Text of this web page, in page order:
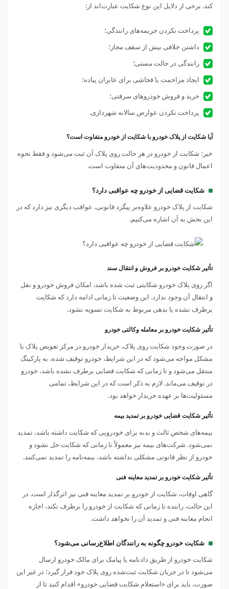
کند. برخی از دلایل این نوع شکایت عبارت‌اند از:
پرداخت نکردن جریمه‌های رانندگی؛
داشتن خلافی بیش از سقف مجاز؛
رانندگی در حالت مستی؛
ایجاد مزاحمت یا فحاشی برای عابران پیاده؛
خرید و فروش خودرو‌های سرقتی؛
پرداخت نکردن عوارض سالانه شهرداری.
آیا شکایت از پلاک خودرو با شکایت از خودرو متفاوت است؟
خیر؛ شکایت از خودرو در هر حالت روی پلاک آن ثبت می‌شود و فقط نحوه
اعمال قانون و محدودیت‌های آن متفاوت است.
شکایت قضایی از خودرو چه عواقبی دارد؟
شکایت از پلاک خودرو علاوه‌بر پیگرد قانونی، عواقب دیگری نیز دارد که در
این بخش به آن اشاره می‌کنیم.
تأثیر شکایت خودرو بر فروش و انتقال سند
اگر روی پلاک خودرو شکایتی ثبت شده باشد، امکان فروش خودرو و نقل
و انتقال آن وجود ندارد. این وضعیت تا زمانی ادامه دارد که شکایت
برطرف نشده یا بدهی مربوط به شکایت تسویه نشود.
تأثیر شکایت خودرو بر معامله وکالتی خودرو
در صورت وجود شکایت روی پلاک، خریدار خودرو در مرکز تعویض پلاک با
مشکل مواجه می‌شود که در این شرایط، خودرو توقیف شده، به پارکینگ
منتقل می‌شود و تا زمانی که شکایت قضایی برطرف نشده باشد، خودرو
در توقیف می‌ماند. لازم به ذکر است که در این شرایط، تمامی
مسئولیت‌ها بر عهده خریدار خواهد بود.
تأثیر شکایت قضایی خودرو بر تمدید بیمه
بیمه‌های شخص ثالث و بدنه برای خودرویی که شکایت داشته باشد، تمدید
نمی‌شود. شرکت‌های بیمه نیز معمولاً تا زمانی که شکایت حل نشود و
خودرو از نظر قانونی مشکلی نداشته باشد، بیمه‌نامه را تمدید نمی‌کنند.
تأثیر شکایت خودرو بر تمدید معاینه فنی
گاهی اوقات، شکایت از خودرو بر تمدید معاینه فنی نیز اثرگذار است. در
این حالت، راننده تا زمانی که شکایت از خودرو را برطرف نکند، اجازه
انجام معاینه فنی و تمدید آن را نخواهد داشت.
شکایت خودرو چگونه به رانندگان اطلاع‌رسانی می‌شود؟
شکایت خودرو از طریق دادنامه یا پیامک برای مالک خودرو ارسال
می‌شود تا در جریان شکایت ثبت‌شده روی پلاک خود قرار گیرد؛ در غیر این
صورت، باید برای «استعلام شکایت قضایی خودرو» اقدام کنید تا از